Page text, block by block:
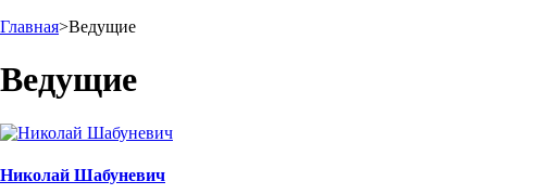
Главная>Ведущие
Ведущие
Николай Шабуневич